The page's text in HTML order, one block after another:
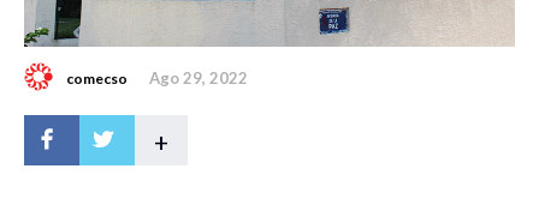
comecso Ago 29, 2022
+